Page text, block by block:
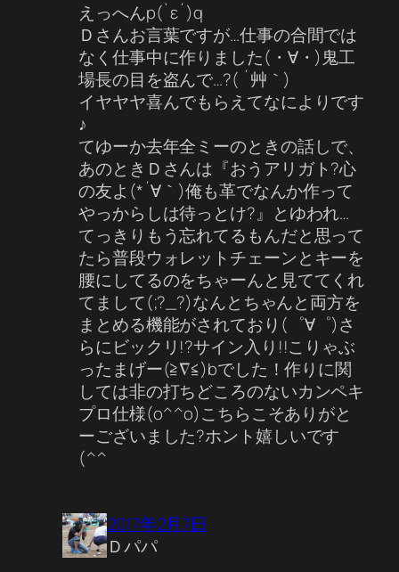
えっへんp(`ε´)q
Ｄさんお言葉ですが…仕事の合間では
なく仕事中に作りました(・∀・)鬼工
場長の目を盗んで…?( ´艸｀)
イヤヤヤ喜んでもらえてなによりです
♪
てゆーか去年全ミーのときの話しで、
あのときＤさんは『おうアリガト?心
の友よ(*´∀｀)俺も革でなんか作って
やっからしは待っとけ?』とゆわれ…
てっきりもう忘れてるもんだと思って
たら普段ウォレットチェーンとキーを
腰にしてるのをちゃーんと見ててくれ
てまして(;?_?)なんとちゃんと両方を
まとめる機能がされており(゜∀゜)さ
らにビックリ!?サイン入り!!こりゃぶ
ったまげー(≧∇≦)bでした！作りに関
しては非の打ちどころのないカンペキ
プロ仕様(o^^o)こちらこそありがと
ーございました?ホント嬉しいです
(^^ゞ
2017年2月7日
Ｄパパ